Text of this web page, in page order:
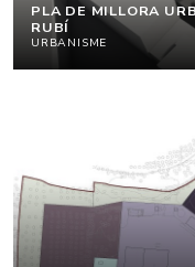
PLA DE MILLORA
RUBÍ
URBANISME